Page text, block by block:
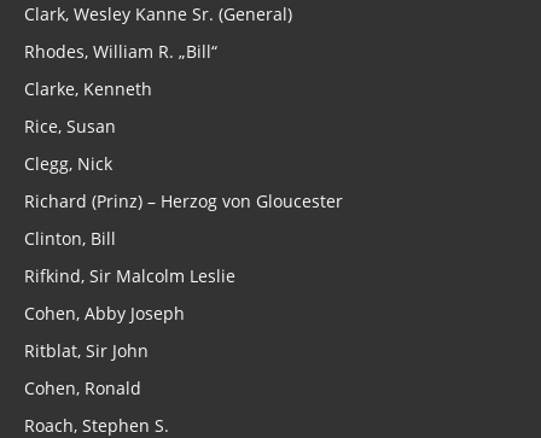
Clark, Wesley Kanne Sr. (General)
Rhodes, William R. „Bill“
Clarke, Kenneth
Rice, Susan
Clegg, Nick
Richard (Prinz) – Herzog von Gloucester
Clinton, Bill
Rifkind, Sir Malcolm Leslie
Cohen, Abby Joseph
Ritblat, Sir John
Cohen, Ronald
Roach, Stephen S.